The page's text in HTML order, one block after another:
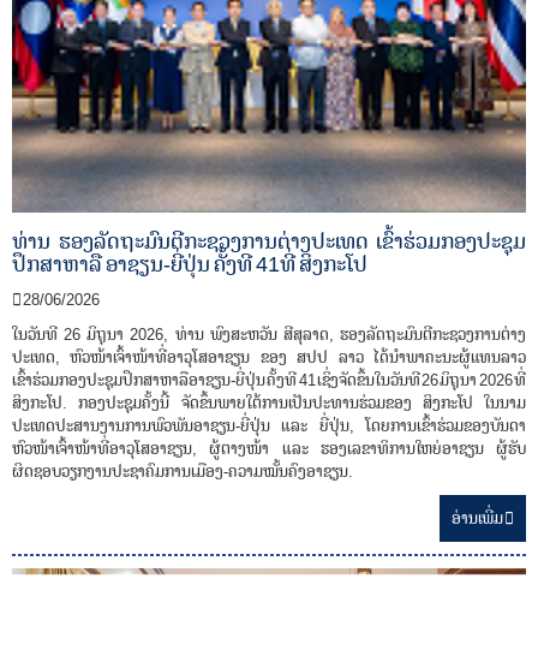
ທ່ານ ຮອງລັດຖະມົນຕີກະຊວງການຕ່າງປະເທດ ເຂົ້າຮ່ວມກອງປະຊຸມ
ປຶກສາຫາລື ອາຊຽນ-ຍີ່ປຸ່ນ ຄັ້ງທີ 41ທີ່ ສິງກະໂປ
28/06/2026
ໃນວັນທີ 26 ມິຖຸນາ 2026, ທ່ານ ພົງສະຫວັນ ສີສຸລາດ, ຮອງລັດຖະມົນຕີກະຊວງການຕ່າງ
ປະເທດ, ຫົວໜ້າເຈົ້າໜ້າທີ່ອາວຸໂສອາຊຽນ ຂອງ ສປປ ລາວ ໄດ້ນໍາພາຄະນະຜູ້ແທນລາວ
ເຂົ້າຮ່ວມກອງປະຊຸມປຶກສາຫາລືອາຊຽນ-ຍີ່ປຸ່ນ ຄັ້ງທີ 41 ເຊິ່ງຈັດຂຶ້ນໃນວັນທີ 26 ມິຖຸນາ 2026 ທີ່
ສິງກະໂປ. ກອງປະຊຸມຄັ້ງນີ້ ຈັດຂຶ້ນພາຍໃຕ້ການເປັນປະທານຮ່ວມຂອງ ສິງກະໂປ ໃນນາມ
ປະເທດປະສານງານການພົວພັນອາຊຽນ-ຍີ່ປຸ່ນ ແລະ ຍີ່ປຸ່ນ, ໂດຍການເຂົ້າຮ່ວມຂອງບັນດາ
ຫົວໜ້າເຈົ້າໜ້າທີ່ອາວຸໂສອາຊຽນ, ຜູ້ຕາງໜ້າ ແລະ ຮອງເລຂາທິການໃຫຍ່ອາຊຽນ ຜູ້ຮັບ
ຜິດຊອບວຽກງານປະຊາຄົມການເມືອງ-ຄວາມໝັ້ນຄົງອາຊຽນ.
ອ່ານ​ເພີ່ມ